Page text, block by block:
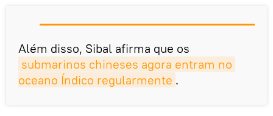
Além disso, Sibal afirma que os
submarinos chineses agora entram no
oceano Índico regularmente .